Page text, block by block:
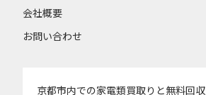
会社概要
お問い合わせ
京都市内での家電類買取りと無料回収